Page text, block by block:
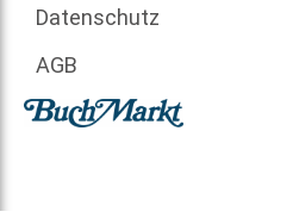
Datenschutz
AGB